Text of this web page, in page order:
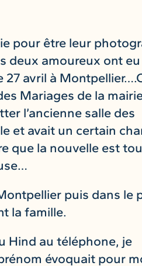
pour être leur
deux amoureux ont
avril à
Mariages de la
l’ancienne salle des
et avait un certain
que la nouvelle est
puis dans le
la famille.
Hind au téléphone, je
évoquait pour